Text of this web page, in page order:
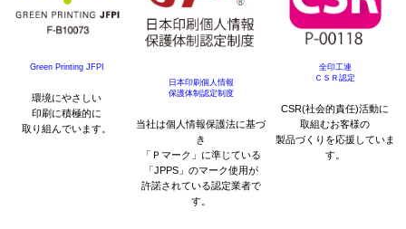
Green Printing JFPI
環境にやさしい
印刷に積極的に
取り組んでいます。
日本印刷個人情報
保護体制認定制度
当社は個人情報保護法に基づ
き
「Ｐマーク」に準じている
「JPPS」のマーク使用が
許諾されている認定業者で
す。
全印工連
ＣＳＲ認定
CSR(社会的責任)活動に
取組むお客様の
製品づくりを応援していま
す。